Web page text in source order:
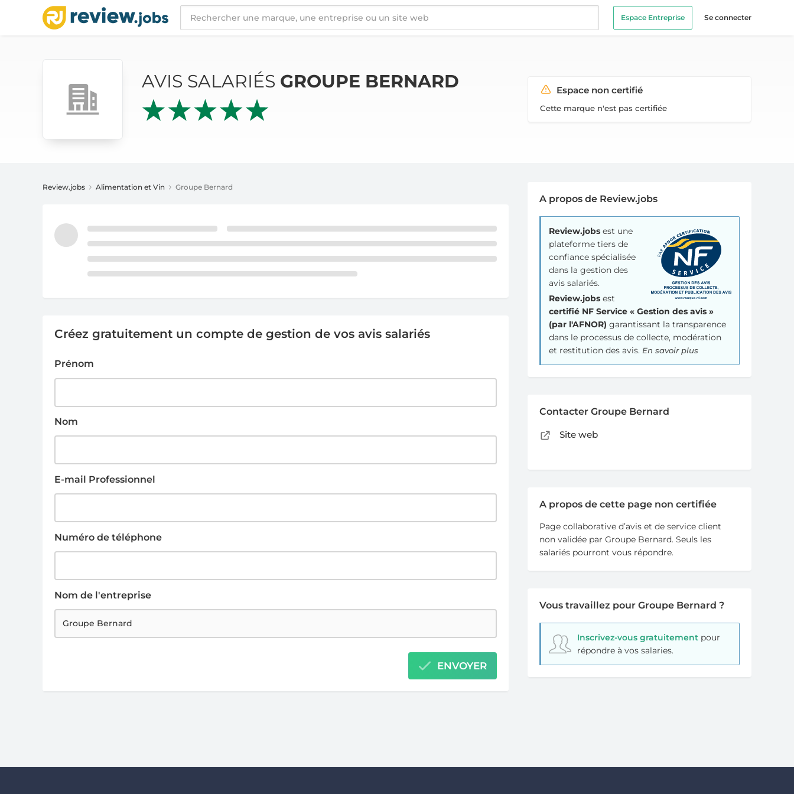
Espace Entreprise Se connecter
AVIS SALARIÉS GROUPE BERNARD
AVIS SALARIÉS GROUPE BERNARD Espace non certifié
Cette marque n'est pas certifiée
Review.jobs Alimentation et Vin Groupe Bernard
Créez gratuitement un compte de gestion de vos avis salariés
Prénom
Nom
E-mail Professionnel
Numéro de téléphone
Nom de l'entreprise
ENVOYER
A propos de Review.jobs
Review.jobs est une
plateforme tiers de
confiance spécialisée
dans la gestion des
avis salariés.
Review.jobs est
certifié NF Service « Gestion des avis »
(par l'AFNOR) garantissant la transparence
dans le processus de collecte, modération
et restitution des avis.En savoir plus
Contacter Groupe Bernard
Site web
A propos de cette page non certifiée
Page collaborative d’avis et de service client
non validée par Groupe Bernard. Seuls les
salariés pourront vous répondre.
Vous travaillez pour Groupe Bernard ?
Inscrivez-vous gratuitementpour
répondre à vos salaries.